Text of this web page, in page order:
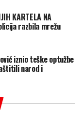
KARTELA NA
razbila mrežu
iznio teške optužbe
narod i